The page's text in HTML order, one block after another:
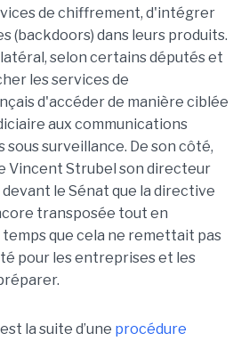
de chiffrement, d'intégrer
(backdoors) dans leurs produits.
selon certains députés et
les services de
d'accéder de manière ciblée
aux communications
surveillance. De son côté,
Vincent Strubel son directeur
le Sénat que la directive
transposée tout en
que cela ne remettait pas
pour les entreprises et les
la suite d’une procédure